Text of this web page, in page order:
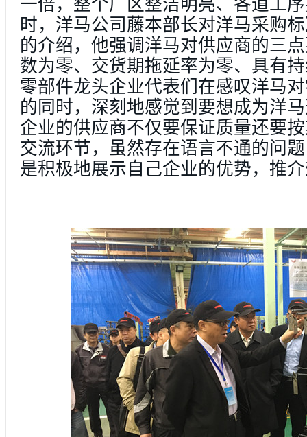
一倍，整个厂区整洁明亮、各道工
时，洋马公司藤本部长对洋马采购
的介绍，他强调洋马对供应商的三
数为零、交货期拖延率为零、具有
零部件龙头企业代表们在感叹洋马
的同时，深刻地感觉到要想成为洋
企业的供应商不仅要保证质量还要
交流环节，虽然存在语言不通的问
是积极地展示自己企业的优势，推